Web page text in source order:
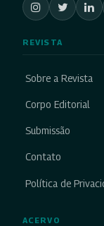
REVISTA
Sobre a Revista
Corpo Editorial
Submissão
Contato
Política de
ACERVO